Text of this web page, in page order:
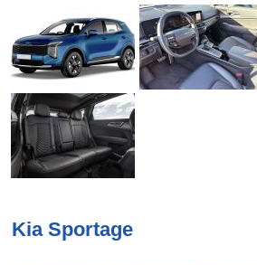
Kia Sportage